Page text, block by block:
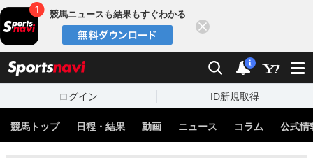
競馬ニュースも結果もすぐわかる
検索 通知
i
ログイン ID新規取得
競馬トップ 日程・結果 動画 ニュース コラム 公式情